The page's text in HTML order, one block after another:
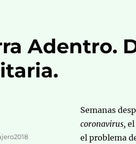
Adentro.
Semanas
coronavirus,
el problema